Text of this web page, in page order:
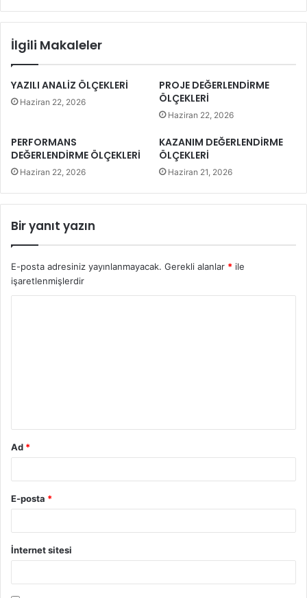
İlgili Makaleler
YAZILI ANALİZ ÖLÇEKLERİ
Haziran 22, 2026
PROJE DEĞERLENDİRME
ÖLÇEKLERİ
Haziran 22, 2026
PERFORMANS
DEĞERLENDİRME ÖLÇEKLERİ
Haziran 22, 2026
KAZANIM DEĞERLENDİRME
ÖLÇEKLERİ
Haziran 21, 2026
Bir yanıt yazın
E-posta adresiniz yayınlanmayacak. Gerekli alanlar * ile
işaretlenmişlerdir
Ad *
E-posta *
İnternet sitesi